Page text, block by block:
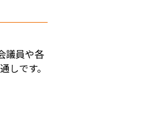
議員や各
です。